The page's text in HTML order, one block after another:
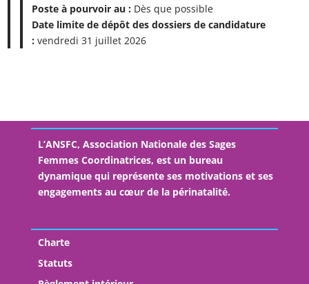
Poste à pourvoir au : Dès que possible
Date limite de dépôt des dossiers de candidature
:vendredi 31 juillet 2026
L’ANSFC, Association Nationale des Sages
Femmes Coordinatrices, est un bureau
dynamique qui représente ses motivations et ses
engagements au cœur de la périnatalité.
Charte
Statuts